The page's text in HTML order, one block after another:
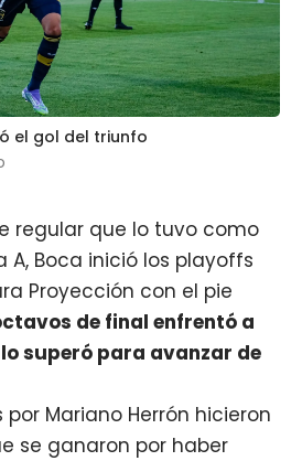
el gol del triunfo
regular que lo tuvo como
A, Boca inició los playoffs
Proyección con el pie
de final enfrentó a
lo superó para avanzar de
por Mariano Herrón hicieron
se ganaron por haber